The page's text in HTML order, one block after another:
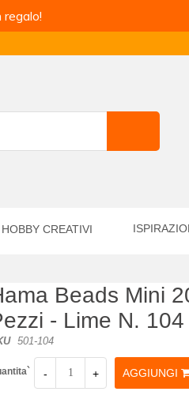
regalo!
HOBBY CREATIVI
Beads Mini
- Lime N. 104
501-104
- + AGGIUNGI